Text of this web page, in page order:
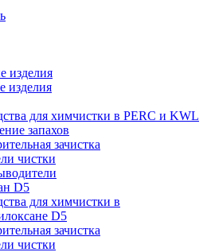
изделия
изделия
для химчистки в PERC и KWL
запахов
зачистка
чистки
D5
для химчистки в
D5
зачистка
чистки